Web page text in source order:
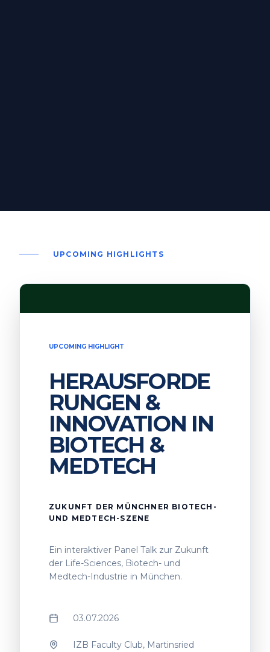
UPCOMING HIGHLIGHTS
UPCOMING HIGHLIGHT
HERAUSFORDE
RUNGEN &
INNOVATION IN
BIOTECH &
MEDTECH
ZUKUNFT DER MÜNCHNER BIOTECH-
UND MEDTECH-SZENE
Ein interaktiver Panel Talk zur Zukunft
der Life-Sciences, Biotech- und
Medtech-Industrie in München.
03.07.2026
IZB Faculty Club, Martinsried